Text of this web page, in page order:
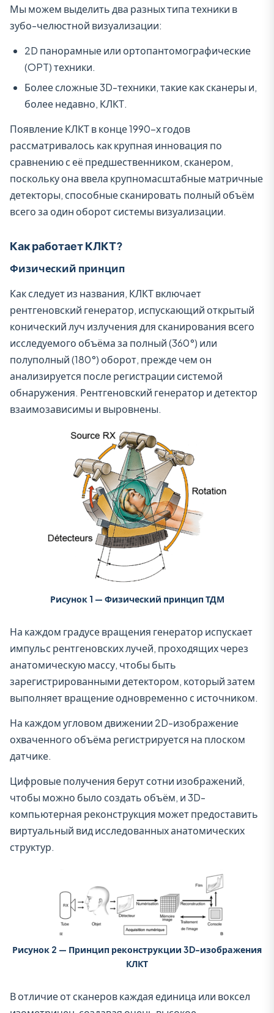
Мы можем выделить два разных типа техники в
зубо-челюстной визуализации:
2D панорамные или ортопантомографические
(OPT) техники.
Более сложные 3D-техники, такие как сканеры и,
более недавно, КЛКТ.
Появление КЛКТ в конце 1990-х годов
рассматривалось как крупная инновация по
сравнению с её предшественником, сканером,
поскольку она ввела крупномасштабные матричные
детекторы, способные сканировать полный объём
всего за один оборот системы визуализации.
Как работает КЛКТ?
Физический принцип
Как следует из названия, КЛКТ включает
рентгеновский генератор, испускающий открытый
конический луч излучения для сканирования всего
исследуемого объёма за полный (360°) или
полуполный (180°) оборот, прежде чем он
анализируется после регистрации системой
обнаружения. Рентгеновский генератор и детектор
взаимозависимы и выровнены.
Рисунок 1 — Физический принцип ТДМ
На каждом градусе вращения генератор испускает
импульс рентгеновских лучей, проходящих через
анатомическую массу, чтобы быть
зарегистрированными детектором, который затем
выполняет вращение одновременно с источником.
На каждом угловом движении 2D-изображение
охваченного объёма регистрируется на плоском
датчике.
Цифровые получения берут сотни изображений,
чтобы можно было создать объём, и 3D-
компьютерная реконструкция может предоставить
виртуальный вид исследованных анатомических
структур.
Рисунок 2 — Принцип реконструкции 3D-изображения
КЛКТ
В отличие от сканеров каждая единица или воксел